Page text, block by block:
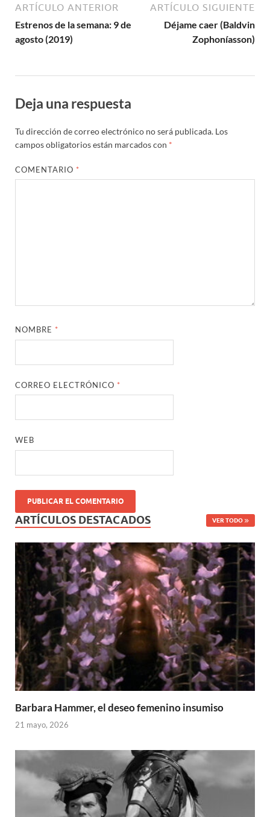
ARTÍCULO ANTERIOR
Estrenos de la semana: 9 de
agosto (2019)
ARTÍCULO SIGUIENTE
Déjame caer (Baldvin
Zophoníasson)
Deja una respuesta
Tu dirección de correo electrónico no será publicada. Los
campos obligatorios están marcados con *
COMENTARIO *
NOMBRE *
CORREO ELECTRÓNICO *
WEB
ARTÍCULOS DESTACADOS VER TODO
Barbara Hammer, el deseo femenino insumiso
21 mayo, 2026